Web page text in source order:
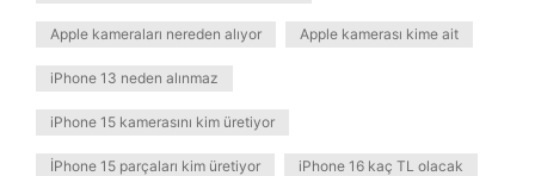
Apple kameraları nereden alıyor Apple kamerası kime ait
iPhone 13 neden alınmaz
iPhone 15 kamerasını kim üretiyor
İPhone 15 parçaları kim üretiyor iPhone 16 kaç TL olacak